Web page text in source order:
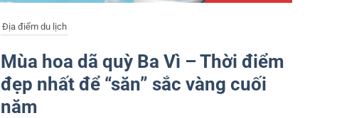
Địa điểm du lịch
Mùa hoa dã quỳ Ba Vì – Thời điểm
đẹp nhất để “săn” sắc vàng cuối
năm